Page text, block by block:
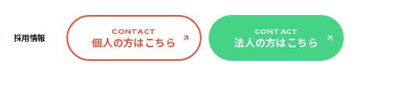
採用情報
CONTACT
個人の方はこちら
CONTACT
法人の方はこちら